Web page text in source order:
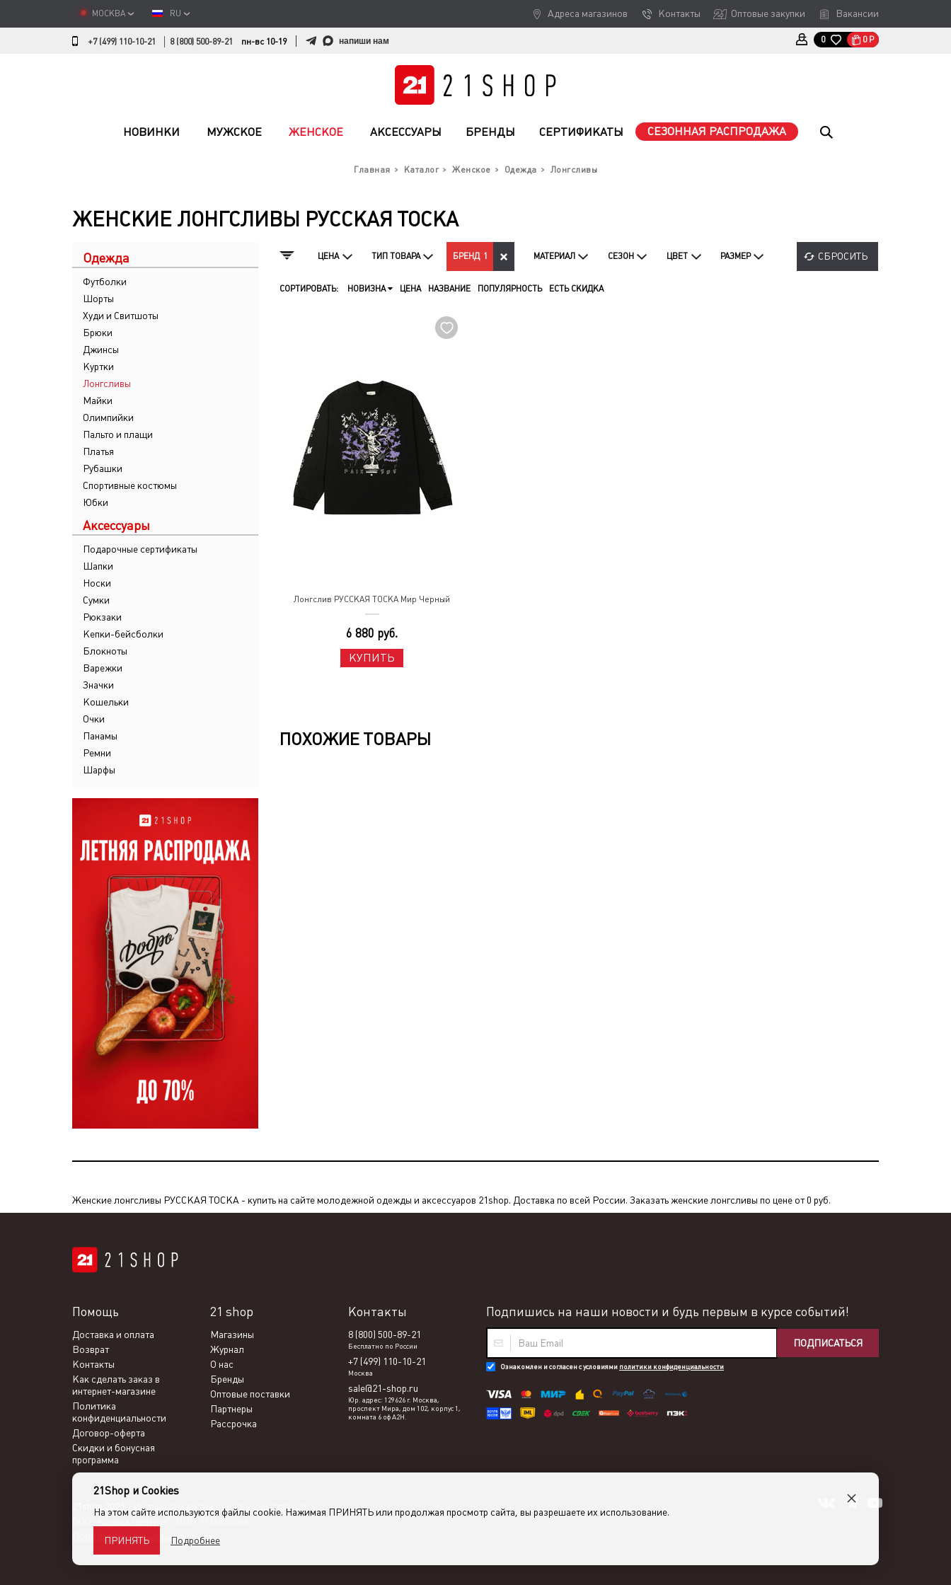
МОСКВА RU Адреса магазинов Контакты Оптовые закупки Вакансии
+7 (499) 110-10-21 8 (800) 500-89-21 пн-вс 10-19 напиши нам 0 0 Р
НОВИНКИ МУЖСКОЕ ЖЕНСКОЕ АКСЕССУАРЫ БРЕНДЫ СЕРТИФИКАТЫ СЕЗОННАЯ РАСПРОДАЖА
Главная Каталог Женское Одежда Лонгсливы
ЖЕНСКИЕ ЛОНГСЛИВЫ РУССКАЯ ТОСКА
Одежда
Футболки
Шорты
Худи и Свитшоты
Брюки
Джинсы
Куртки
Лонгсливы
Майки
Олимпийки
Пальто и плащи
Платья
Рубашки
Спортивные костюмы
Юбки
Аксессуары
Подарочные сертификаты
Шапки
Носки
Сумки
Рюкзаки
Кепки-бейсболки
Блокноты
Варежки
Значки
Кошельки
Очки
Панамы
Ремни
Шарфы
ЦЕНА ТИП ТОВАРА БРЕНД 1 МАТЕРИАЛ СЕЗОН ЦВЕТ РАЗМЕР СБРОСИТЬ
СОРТИРОВАТЬ: НОВИЗНА ЦЕНА НАЗВАНИЕ ПОПУЛЯРНОСТЬ ЕСТЬ СКИДКА
Лонгслив РУССКАЯ ТОСКА Мир Черный
6 880 руб.
КУПИТЬ
ПОХОЖИЕ ТОВАРЫ
Женские лонгсливы РУССКАЯ ТОСКА - купить на сайте молодежной одежды и аксессуаров 21shop. Доставка по всей России. Заказать женские лонгсливы по цене от 0 руб.
Подпишись на наши новости и будь первым в курсе событий!
ПОДПИСАТЬСЯ
Ознакомлен и согласен с условиями политики конфиденциальности
21 shop
Магазины
Журнал
О нас
Бренды
Оптовые поставки
Партнеры
Рассрочка
Помощь
Доставка и оплата
Возврат
Контакты
Как сделать заказ в
интернет-магазине
Политика
конфиденциальности
Договор-оферта
Скидки и бонусная
программа
Контакты
8 (800) 500-89-21
Бесплатно по России
+7 (499) 110-10-21
Москва
sale@21-shop.ru
Юр. адрес: 129626 г. Москва,
проспект Мира, дом 102, корпус 1,
комната 6 оф А2Н.
21shop 2026 -
Интернет-магазин одежды с доставкой
ООО "Кольца Нептуна", ИНН 7716866266
Политика конфиденциальности
21Shop и Cookies
На этом сайте используются файлы cookie. Нажимая ПРИНЯТЬ или продолжая просмотр сайта, вы разрешаете их использование.
ПРИНЯТЬ Подробнее
×